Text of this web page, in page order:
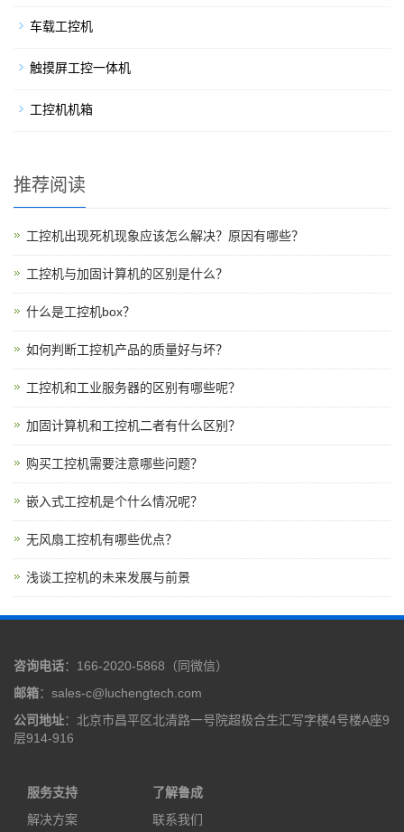
车载工控机
触摸屏工控一体机
工控机机箱
推荐阅读
工控机出现死机现象应该怎么解决？原因有哪些？
工控机与加固计算机的区别是什么？
什么是工控机box？
如何判断工控机产品的质量好与坏？
工控机和工业服务器的区别有哪些呢？
加固计算机和工控机二者有什么区别？
购买工控机需要注意哪些问题？
嵌入式工控机是个什么情况呢？
无风扇工控机有哪些优点？
浅谈工控机的未来发展与前景
咨询电话：166-2020-5868（同微信）
邮箱：sales-c@luchengtech.com
公司地址：北京市昌平区北清路一号院超极合生汇写字楼4号楼A座9
层914-916
服务支持
解决方案
了解鲁成
联系我们